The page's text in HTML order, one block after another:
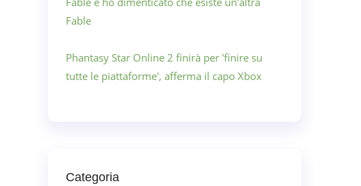
Fable
Phantasy Star Online 2 finirà per 'finire su
tutte le piattaforme', afferma il capo Xbox
Categoria